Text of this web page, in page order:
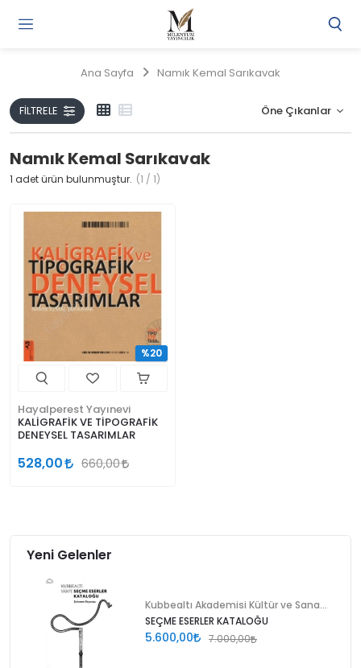
Ana Sayfa Namık Kemal Sarıkavak
FILTRELE
Namık Kemal Sarıkavak
1 adet ürün bulunmuştur. (1 / 1)
Hayalperest Yayınevi
KALİGRAFİK VE TİPOGRAFİK
DENEYSEL TASARIMLAR
528,00 660,00
%20
Yeni Gelenler
SEÇME ESERLER KATALOĞU
5.600,00 7.000,00